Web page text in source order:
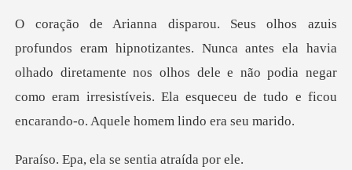
antes ela havia
olhado diretamente nos olhos dele e não podia negar
como eram irresi
la se sentia at